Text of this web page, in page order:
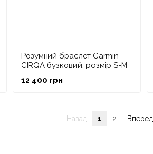
Розумний браслет Garmin
CIRQA бузковий, розмір S-M
12 400 грн
Назад 1 2 Вперед